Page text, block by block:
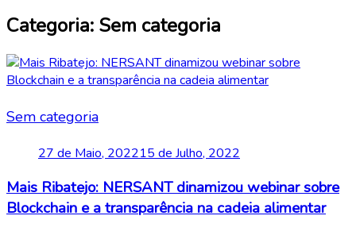
Categoria: Sem categoria
Sem categoria
27 de Maio, 202215 de Julho, 2022
Mais Ribatejo: NERSANT dinamizou webinar sobre
Blockchain e a transparência na cadeia alimentar